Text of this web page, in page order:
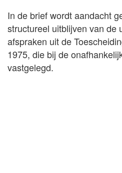
In de brief wordt aandacht
structureel uitblijven van de
afspraken uit de
1975, die bij de
vastgelegd.